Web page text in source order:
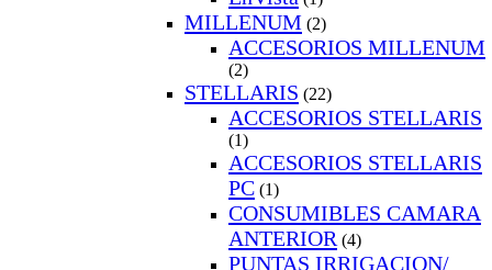
MILLENUM (2)
ACCESORIOS MILLENUM
(2)
STELLARIS (22)
ACCESORIOS STELLARIS
(1)
ACCESORIOS STELLARIS
PC (1)
CONSUMIBLES CAMARA
ANTERIOR (4)
PUNTAS IRRIGACION/